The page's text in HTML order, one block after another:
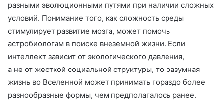
разными эволюционными путями при наличии сложных
условий. Понимание того, как сложность среды
стимулирует развитие мозга, может помочь
астробиологам в поиске внеземной жизни. Если
интеллект зависит от экологического давления,
а не от жесткой социальной структуры, то разумная
жизнь во Вселенной может принимать гораздо более
разнообразные формы, чем предполагалось ранее.